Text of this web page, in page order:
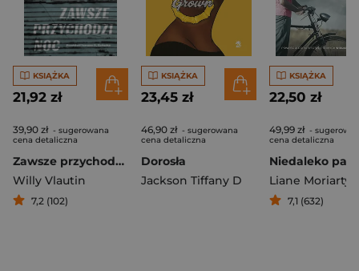
KSIĄŻKA
21,92 zł
39,90 zł - sugerowana
cena detaliczna
Zawsze przychodzi noc
Willy Vlautin
7,2 (102)
KSIĄŻKA
23,45 zł
46,90 zł - sugerowana
cena detaliczna
Dorosła
Jackson Tiffany D
KSIĄŻKA
22,50 zł
49,99 zł -
cena detaliczna
Liane Moriarty
7,1 (632)